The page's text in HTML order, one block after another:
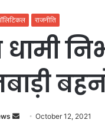
राजनीति
SendOctober 12, 2021